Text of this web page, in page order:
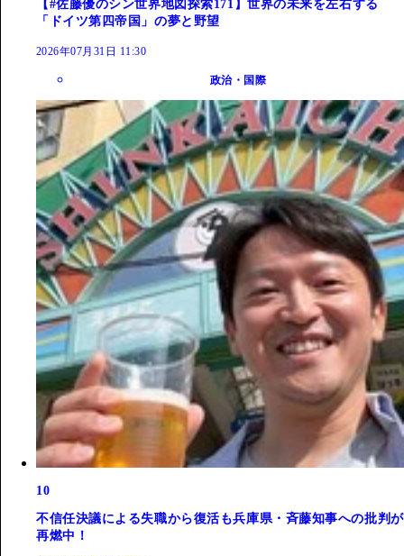
【#佐藤優のシン世界地図探索171】世界の未来を左右する
「ドイツ第四帝国」の夢と野望
2026年07月31日 11:30
政治・国際
10
不信任決議による失職から復活も兵庫県・斉藤知事への批判が
再燃中！